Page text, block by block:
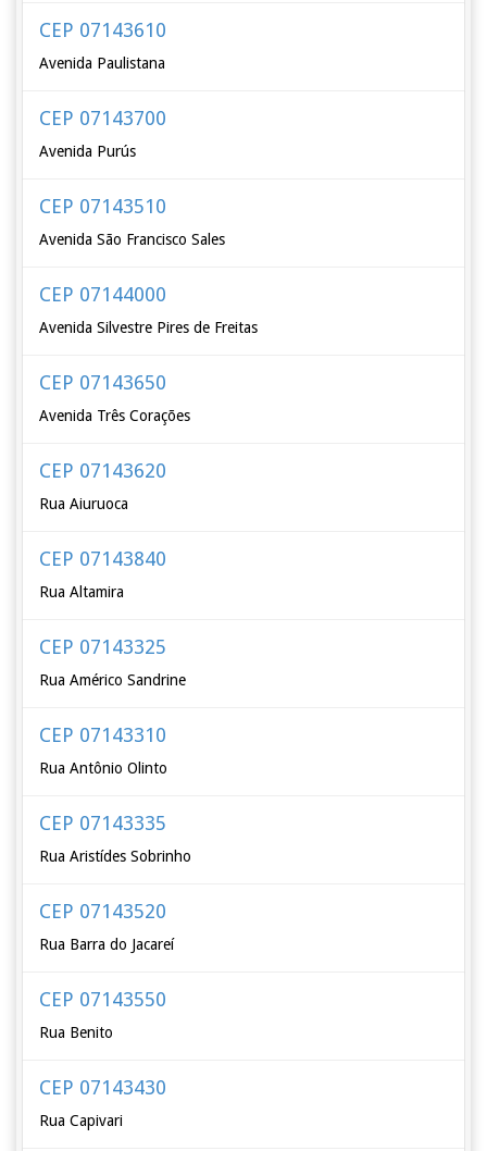
CEP 07143610
Avenida Paulistana
CEP 07143700
Avenida Purús
CEP 07143510
Avenida São Francisco Sales
CEP 07144000
Avenida Silvestre Pires de Freitas
CEP 07143650
Avenida Três Corações
CEP 07143620
Rua Aiuruoca
CEP 07143840
Rua Altamira
CEP 07143325
Rua Américo Sandrine
CEP 07143310
Rua Antônio Olinto
CEP 07143335
Rua Aristídes Sobrinho
CEP 07143520
Rua Barra do Jacareí
CEP 07143550
Rua Benito
CEP 07143430
Rua Capivari